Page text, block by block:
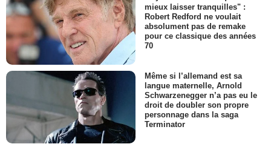
mieux laisser tranquilles" :
Robert Redford ne voulait
absolument pas de remake
pour ce classique des années
70
Même si l’allemand est sa
langue maternelle, Arnold
Schwarzenegger n’a pas eu le
droit de doubler son propre
personnage dans la saga
Terminator